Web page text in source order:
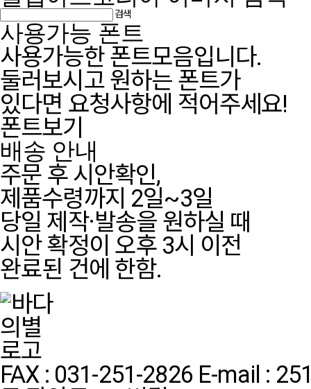
검색
사용가능 폰트
사용가능한 폰트모음입니다.
둘러보시고 원하는 폰트가
있다면 요청사항에 적어주세요!
폰트보기
배송 안내
주문 후 시안확인,
제품수령까지 2일~3일
당일 제작·발송을 원하실 때
시안 확정이 오후 3시 이전
완료된 건에 한함.
FAX : 031-251-2826 E-mail :